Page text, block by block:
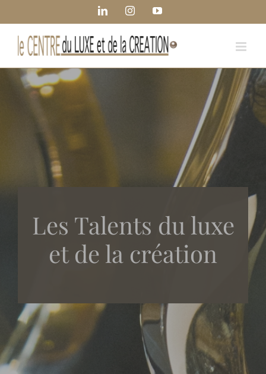
au
contenu
LinkedInInstagramYouTube
Les Talents du luxe
et de la création
Panneau de gestion des cookies